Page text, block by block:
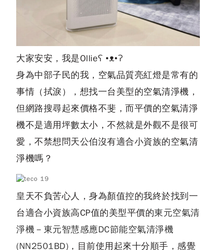
大家安安，我是Ollieʕ •ᴥ•ʔ
身為中部子民的我，空氣品質亮紅燈是常有的
事情（拭淚），想找一台美型的空氣清淨機，
但網路搜尋起來價格不斐，而平價的空氣清淨
機不是適用坪數太小，不然就是外觀不是很可
愛，不禁想問天公伯沒有適合小資族的空氣清
淨機嗎？
皇天不負苦心人，身為顏值控的我終於找到一
台適合小資族高CP值的美型平價的東元空氣清
淨機 － 東元智慧感應DC節能空氣清淨機
(NN2501BD) ，目前使用起來十分順手，感覺